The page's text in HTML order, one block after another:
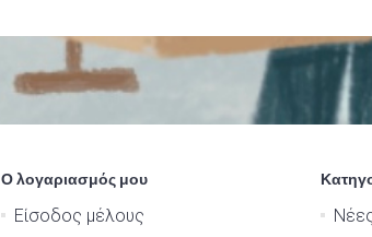
Ο λογαριασμός μου
Είσοδος μέλους